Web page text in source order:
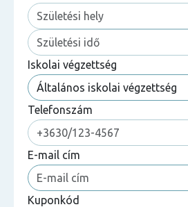
Iskolai végzettség
Telefonszám
E-mail cím
Kuponkód